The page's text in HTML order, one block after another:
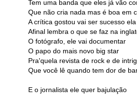
Tem uma banda que eles já vão
Que não cria nada mas é boa em
A crítica gostou vai ser sucesso
Afinal lembra o que se faz na
O fotógrafo, ele vai documentar
O papo do mais novo big star
Pra'quela revista de rock e de
Que você lê quando tem dor de
E o jornalista ele quer bajulação